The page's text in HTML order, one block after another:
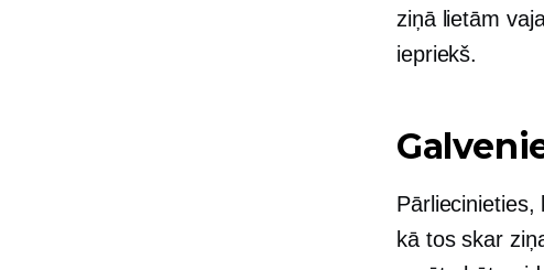
ziņā lietām
iepriekš.
kā tos skar